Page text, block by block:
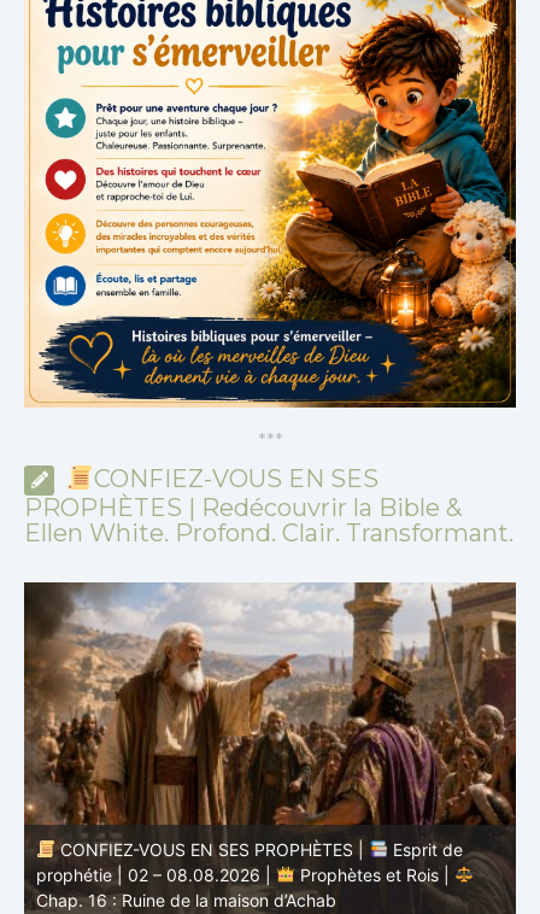
***
CONFIEZ-VOUS EN SES
PROPHÈTES | Redécouvrir la Bible &
Ellen White. Profond. Clair. Transformant.
CONFIEZ-VOUS EN SES PROPHÈTES |
Étude
biblique | 02.08.2026 |
Job |
Chap.37 – Devant la
voix de Dieu